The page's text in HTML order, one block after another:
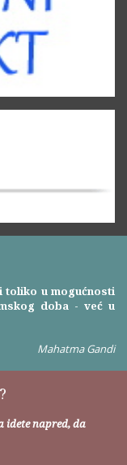
toliko u mogućnosti
doba - već u
Mahatma Gandi
idete napred, da